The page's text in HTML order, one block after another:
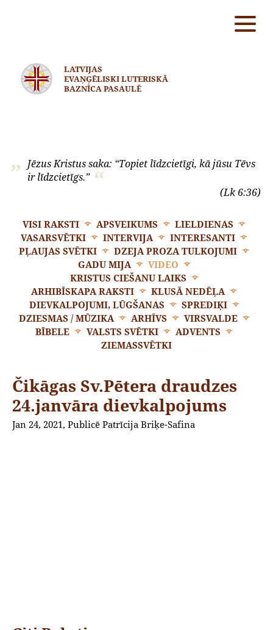
LATVIJAS
EVAŅĢĒLISKI LUTERISKĀ
BAZNĪCA PASAULĒ
Jēzus Kristus saka: “Topiet līdzcietīgi, kā jūsu Tēvs
ir līdzcietīgs.”
(Lk 6:36)
VISI RAKSTI APSVEIKUMS
LIELDIENAS
VASARSVĒTKI
INTERVIJA
INTERESANTI
PĻAUJAS SVĒTKI
DZEJA PROZA TULKOJUMI
GADU MIJA
VIDEO
KRISTUS CIEŠANU LAIKS
ARHIBĪSKAPA RAKSTI
KLUSĀ NEDĒĻA
DIEVKALPOJUMI, LŪGŠANAS
SPREDIĶI
DZIESMAS / MŪZIKA
ARHĪVS
VIRSVALDE
BĪBELE
VALSTS SVĒTKI
ADVENTS
ZIEMASSVĒTKI
Čikāgas Sv.Pētera draudzes
24.janvāra dievkalpojums
Jan 24, 2021, Publicē Patrīcija Briķe-Safina